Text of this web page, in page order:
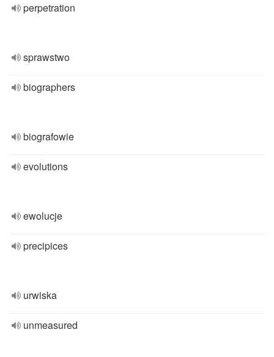
perpetration
sprawstwo
biographers
biografowie
evolutions
ewolucje
precipices
urwiska
unmeasured